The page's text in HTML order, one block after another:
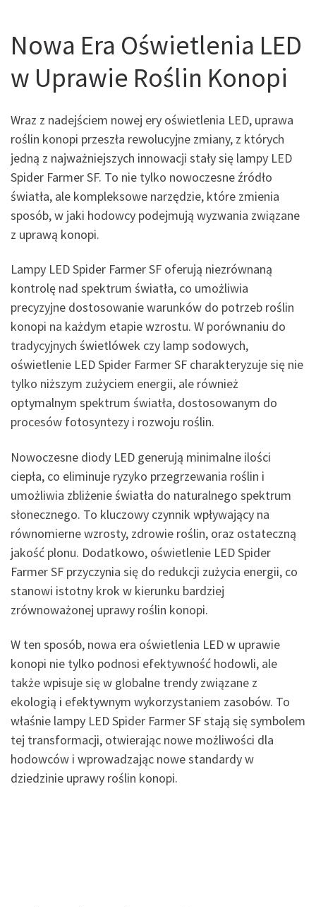
Nowa Era Oświetlenia LED
w Uprawie Roślin Konopi
Wraz z nadejściem nowej ery oświetlenia LED, uprawa
roślin konopi przeszła rewolucyjne zmiany, z których
jedną z najważniejszych innowacji stały się lampy LED
Spider Farmer SF. To nie tylko nowoczesne źródło
światła, ale kompleksowe narzędzie, które zmienia
sposób, w jaki hodowcy podejmują wyzwania związane
z uprawą konopi.
Lampy LED Spider Farmer SF oferują niezrównaną
kontrolę nad spektrum światła, co umożliwia
precyzyjne dostosowanie warunków do potrzeb roślin
konopi na każdym etapie wzrostu. W porównaniu do
tradycyjnych świetlówek czy lamp sodowych,
oświetlenie LED Spider Farmer SF charakteryzuje się nie
tylko niższym zużyciem energii, ale również
optymalnym spektrum światła, dostosowanym do
procesów fotosyntezy i rozwoju roślin.
Nowoczesne diody LED generują minimalne ilości
ciepła, co eliminuje ryzyko przegrzewania roślin i
umożliwia zbliżenie światła do naturalnego spektrum
słonecznego. To kluczowy czynnik wpływający na
równomierne wzrosty, zdrowie roślin, oraz ostateczną
jakość plonu. Dodatkowo, oświetlenie LED Spider
Farmer SF przyczynia się do redukcji zużycia energii, co
stanowi istotny krok w kierunku bardziej
zrównoważonej uprawy roślin konopi.
W ten sposób, nowa era oświetlenia LED w uprawie
konopi nie tylko podnosi efektywność hodowli, ale
także wpisuje się w globalne trendy związane z
ekologią i efektywnym wykorzystaniem zasobów. To
właśnie lampy LED Spider Farmer SF stają się symbolem
tej transformacji, otwierając nowe możliwości dla
hodowców i wprowadzając nowe standardy w
dziedzinie uprawy roślin konopi.